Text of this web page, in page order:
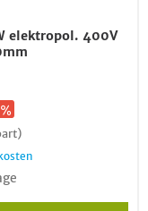
elektropol. 400V